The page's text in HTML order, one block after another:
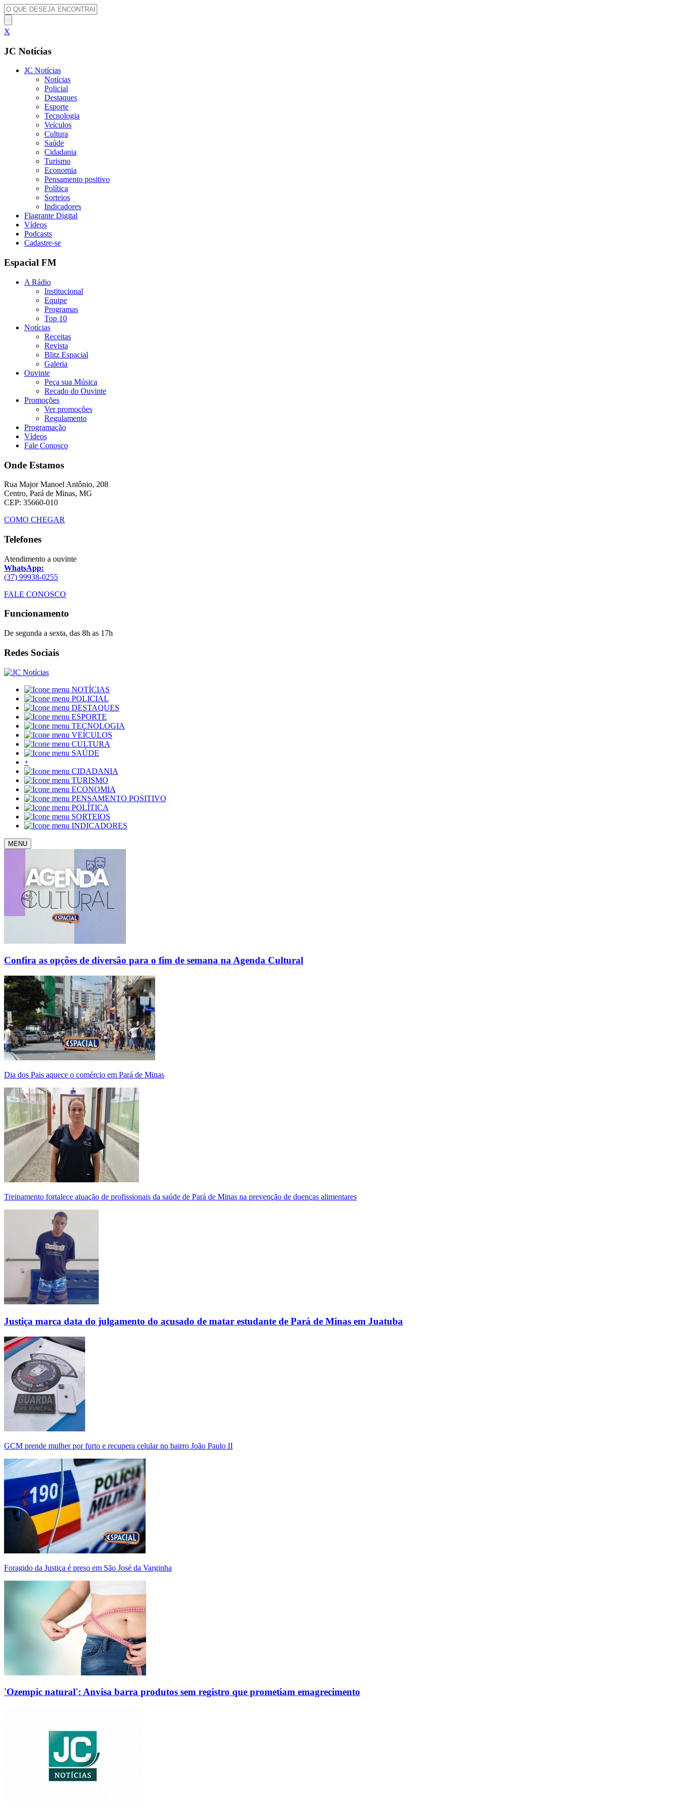
X
JC Notícias
JC Notícias
Notícias
Policial
Destaques
Esporte
Tecnologia
Veículos
Cultura
Saúde
Cidadania
Turismo
Economia
Pensamento positivo
Política
Sorteios
Indicadores
Flagrante Digital
Vídeos
Podcasts
Cadastre-se
Espacial FM
A Rádio
Institucional
Equipe
Programas
Top 10
Notícias
Receitas
Revista
Blitz Espacial
Galeria
Ouvinte
Peça sua Música
Recado do Ouvinte
Promoções
Ver promoções
Regulamento
Programação
Vídeos
Fale Conosco
Onde Estamos
Rua Major Manoel Antônio, 208
Centro, Pará de Minas, MG
CEP: 35660-010
COMO CHEGAR
Telefones
Atendimento a ouvinte
WhatsApp:
(37) 99938-0255
FALE CONOSCO
Funcionamento
De segunda a sexta, das 8h as 17h
Redes Sociais
NOTÍCIAS
POLICIAL
DESTAQUES
ESPORTE
TECNOLOGIA
VEÍCULOS
CULTURA
SAÚDE
+
CIDADANIA
TURISMO
ECONOMIA
PENSAMENTO POSITIVO
POLÍTICA
SORTEIOS
INDICADORES
MENU
Confira as opções de diversão para o fim de semana na Agenda Cultural
Dia dos Pais aquece o comércio em Pará de Minas
Treinamento fortalece atuação de profissionais da saúde de Pará de Minas na prevenção de doenças alimentares
Justiça marca data do julgamento do acusado de matar estudante de Pará de Minas em Juatuba
GCM prende mulher por furto e recupera celular no bairro João Paulo II
Foragido da Justiça é preso em São José da Varginha
'Ozempic natural': Anvisa barra produtos sem registro que prometiam emagrecimento